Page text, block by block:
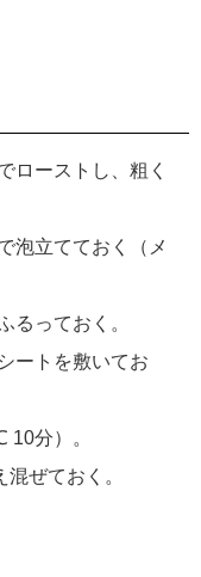
ローストし、粗く
泡立てておく（メ
るっておく。
ートを敷いてお
分）。
ぜておく。